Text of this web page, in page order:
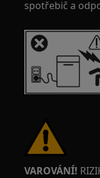
spotřebič a
VAROVÁNÍ!